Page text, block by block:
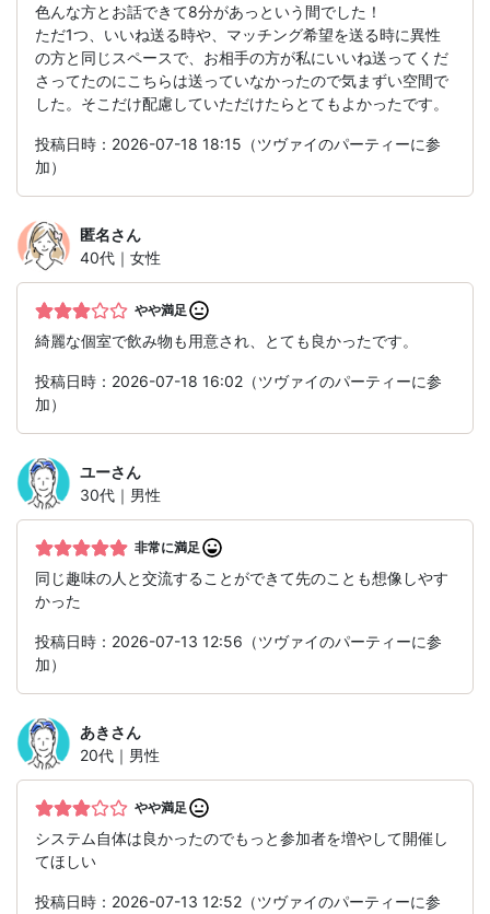
色んな方とお話できて8分があっという間でした！
ただ1つ、いいね送る時や、マッチング希望を送る時に異性
の方と同じスペースで、お相手の方が私にいいね送ってくだ
さってたのにこちらは送っていなかったので気まずい空間で
した。そこだけ配慮していただけたらとてもよかったです。
投稿日時：2026-07-18 18:15（ツヴァイのパーティーに参
加）
匿名さん
40代｜女性
やや満足
綺麗な個室で飲み物も用意され、とても良かったです。
投稿日時：2026-07-18 16:02（ツヴァイのパーティーに参
加）
ユーさん
30代｜男性
非常に満足
同じ趣味の人と交流することができて先のことも想像しやす
かった
投稿日時：2026-07-13 12:56（ツヴァイのパーティーに参
加）
あきさん
20代｜男性
やや満足
システム自体は良かったのでもっと参加者を増やして開催し
てほしい
投稿日時：2026-07-13 12:52（ツヴァイのパーティーに参